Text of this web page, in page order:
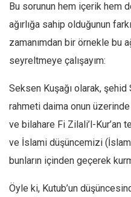
Bu sorunun hem içerik hem
ağırlığa sahip olduğunun
zamanımdan bir örnekle bu
seyreltmeye çalışayım:
Seksen Kuşağı olarak,
rahmeti daima onun
ve bilahare Fi Zilali’l-Kur’an
ve İslami düşüncemizi
bunların içinden geçerek
Öyle ki, Kutub’un